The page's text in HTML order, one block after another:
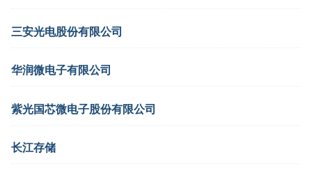
三安光电股份有限公司
华润微电子有限公司
紫光国芯微电子股份有限公司
长江存储